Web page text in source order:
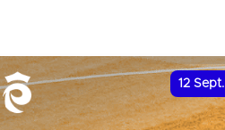
12 Sept.